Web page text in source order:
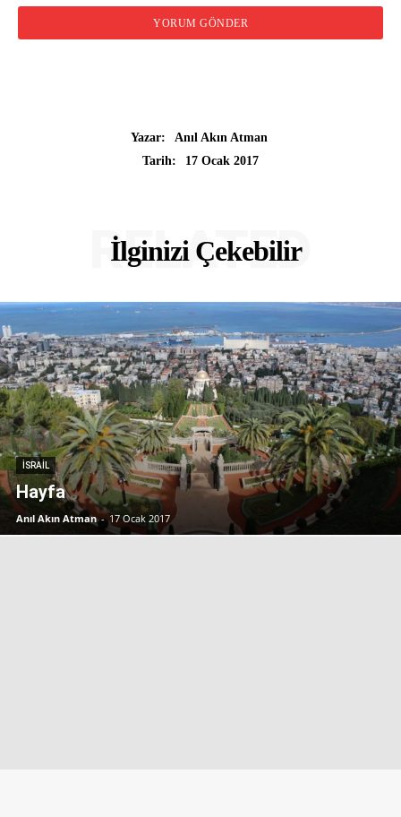
Yazar:
Anıl Akın Atman
Tarih:
17 Ocak 2017
İlginizi Çekebilir
RELATED
İSRAIL
Hayfa
Anıl Akın Atman - 17 Ocak 2017